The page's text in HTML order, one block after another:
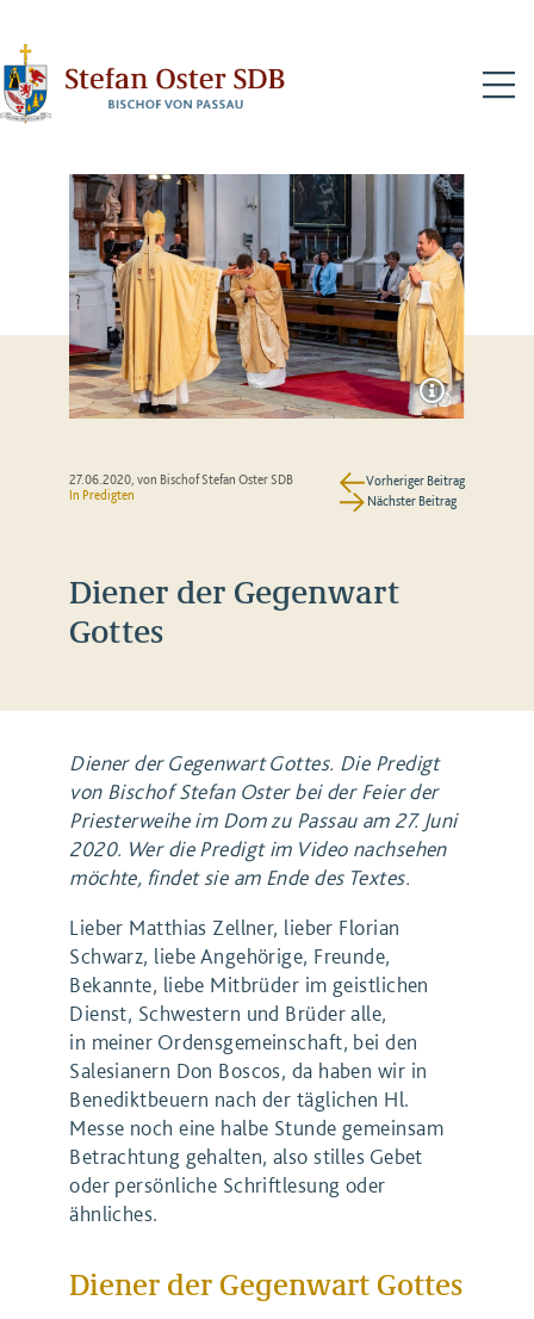
27.06.2020, von Bischof Stefan Oster SDB
In Predigten
Vorheriger Beitrag
Nächster Beitrag
Diener der Gegenwart
Gottes
Diener der Gegenwart Gottes. Die Predigt
von Bischof Stefan Oster bei der Feier der
Priesterweihe im Dom zu Passau am 27. Juni
2020. Wer die Predigt im Video nachsehen
möchte, findet sie am Ende des Textes.
Lieber Matthias Zellner, lieber Florian
Schwarz, liebe Angehörige, Freunde,
Bekannte, liebe Mitbrüder im geistlichen
Dienst, Schwestern und Brüder alle,
in meiner Ordensgemeinschaft, bei den
Salesianern Don Boscos, da haben wir in
Benediktbeuern nach der täglichen Hl.
Messe noch eine halbe Stunde gemeinsam
Betrachtung gehalten, also stilles Gebet
oder persönliche Schriftlesung oder
ähnliches.
Diener der Gegenwart Gottes